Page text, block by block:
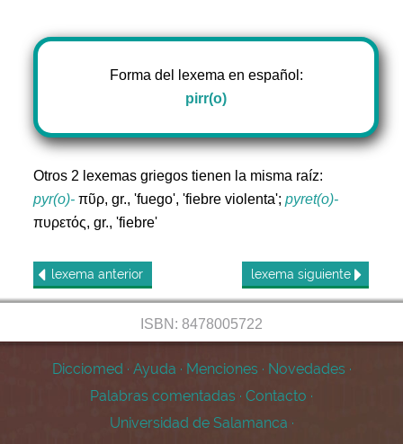
Forma del lexema en español:
pirr(o)
Otros 2 lexemas griegos tienen la misma raíz:
pyr(o)- πῦρ, gr., 'fuego', 'fiebre violenta';pyret(o)-
πυρετός, gr., 'fiebre'
lexema anterior lexema siguiente
ISBN: 8478005722
Dicciomed · Ayuda · Menciones · Novedades ·
Palabras comentadas · Contacto ·
Universidad de Salamanca ·